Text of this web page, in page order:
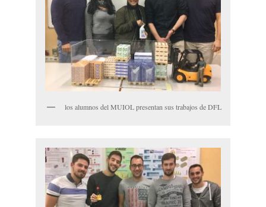
los alumnos del MUIOL presentan sus trabajos de DFL